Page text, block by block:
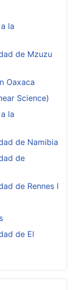
la
de Mzuzu
Oaxaca
Science)
la
de Namibia
de
de Rennes I
de El